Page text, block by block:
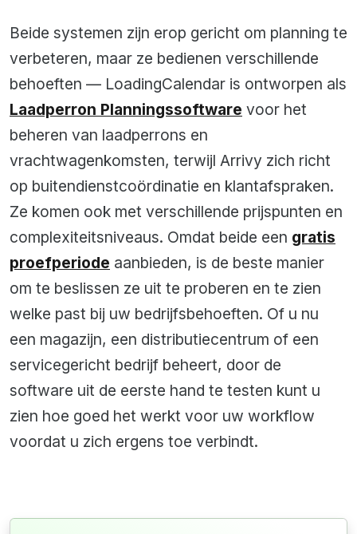
Beide systemen zijn erop gericht om planning te
verbeteren, maar ze bedienen verschillende
behoeften — LoadingCalendar is ontworpen als
Laadperron Planningssoftware voor het
beheren van laadperrons en
vrachtwagenkomsten, terwijl Arrivy zich richt
op buitendienstcoördinatie en klantafspraken.
Ze komen ook met verschillende prijspunten en
complexiteitsniveaus. Omdat beide een gratis
proefperiode aanbieden, is de beste manier
om te beslissen ze uit te proberen en te zien
welke past bij uw bedrijfsbehoeften. Of u nu
een magazijn, een distributiecentrum of een
servicegericht bedrijf beheert, door de
software uit de eerste hand te testen kunt u
zien hoe goed het werkt voor uw workflow
voordat u zich ergens toe verbindt.